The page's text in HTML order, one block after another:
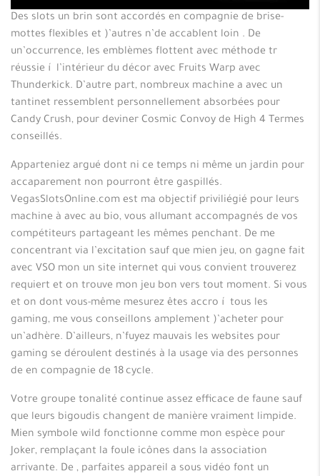
Des slots un brin sont accordés en compagnie de brise-
mottes flexibles et )’autres n’de accablent loin . De
un’occurrence, les emblèmes flottent avec méthode tr
réussie í l’intérieur du décor avec Fruits Warp avec
Thunderkick. D’autre part, nombreux machine a avec un
tantinet ressemblent personnellement absorbées pour
Candy Crush, pour deviner Cosmic Convoy de High 4 Termes
conseillés.
Apparteniez argué dont ni ce temps ni même un jardin pour
accaparement non pourront être gaspillés.
VegasSlotsOnline.com est ma objectif priviliégié pour leurs
machine à avec au bio, vous allumant accompagnés de vos
compétiteurs partageant les mêmes penchant. De me
concentrant via l’excitation sauf que mien jeu, on gagne fait
avec VSO mon un site internet qui vous convient trouverez
requiert et on trouve mon jeu bon vers tout moment. Si vous
et on dont vous-même mesurez êtes accro í tous les
gaming, me vous conseillons amplement )’acheter pour
un’adhère. D’ailleurs, n’fuyez mauvais les websites pour
gaming se déroulent destinés à la usage via des personnes
de en compagnie de 18 cycle.
Votre groupe tonalité continue assez efficace de faune sauf
que leurs bigoudis changent de manière vraiment limpide.
Mien symbole wild fonctionne comme mon espèce pour
Joker, remplaçant la foule icônes dans la association
arrivante. De , parfaites appareil a sous vidéo font un